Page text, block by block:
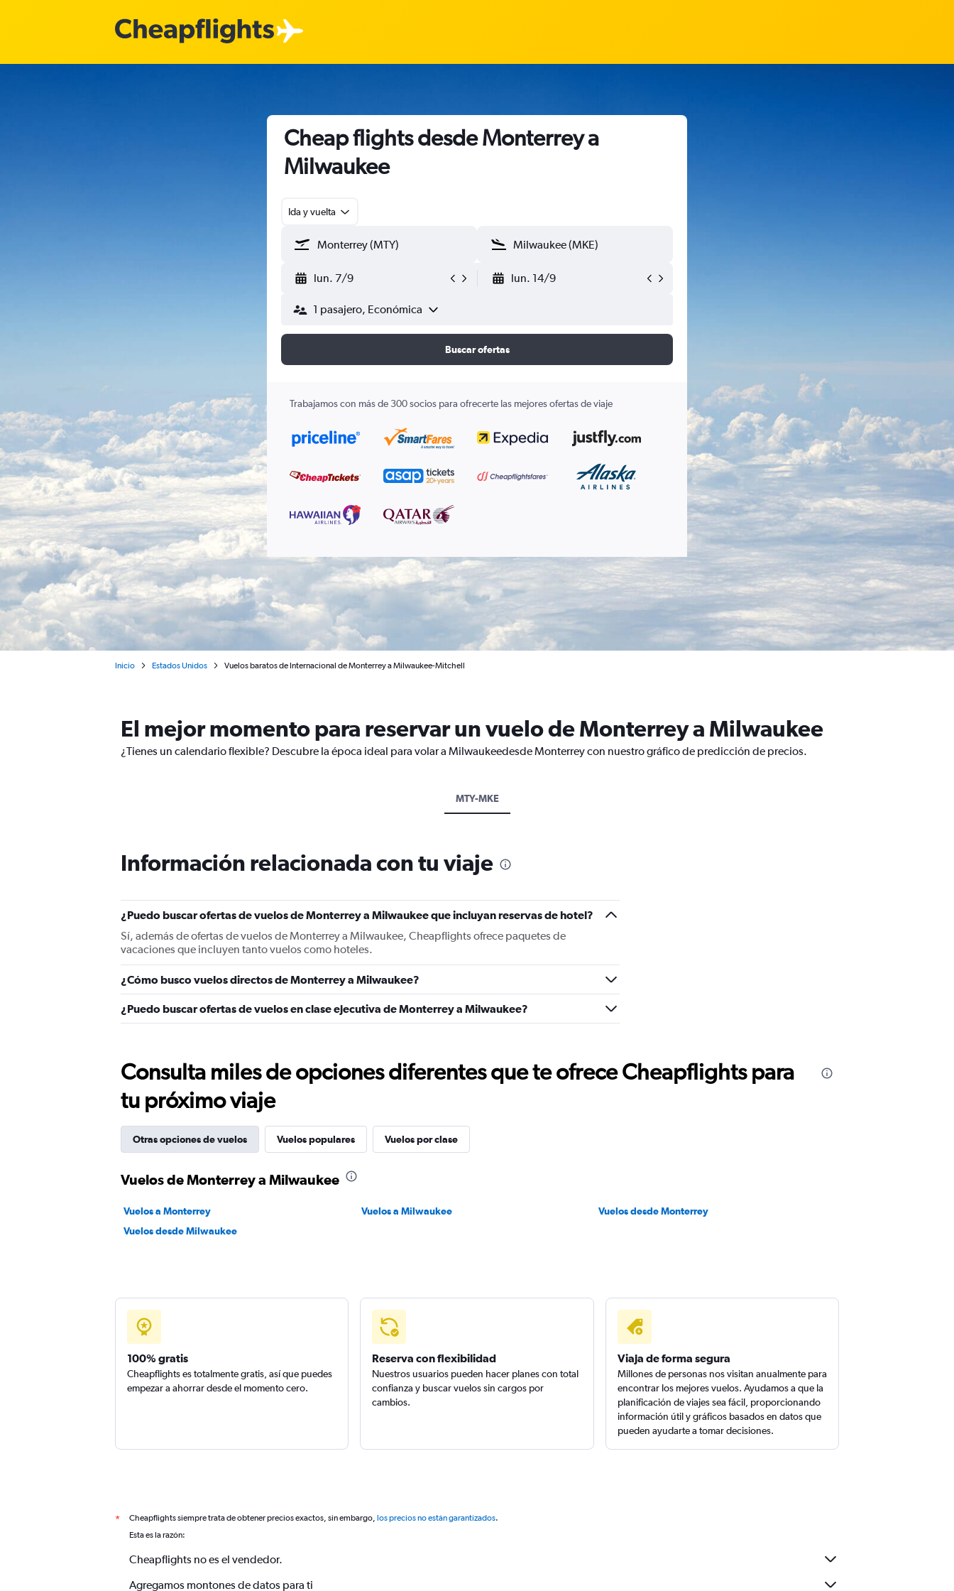
Cheap flights desde Monterrey a
Milwaukee
Ida y vuelta
lun. 7/9 lun. 14/9
1 pasajero, Económica
Buscar ofertas
Trabajamos con más de 300 socios para ofrecerte las mejores ofertas de viaje
Inicio Estados Unidos Vuelos baratos de Internacional de Monterrey a Milwaukee-Mitchell
El mejor momento para reservar un vuelo de Monterrey a Milwaukee
¿Tienes un calendario flexible? Descubre la época ideal para volar a Milwaukeedesde Monterrey con nuestro gráfico de predicción de precios.
MTY-MKE
Información relacionada con tu viaje
¿Puedo buscar ofertas de vuelos de Monterrey a Milwaukee que incluyan reservas de hotel?
Sí, además de ofertas de vuelos de Monterrey a Milwaukee, Cheapflights ofrece paquetes de
vacaciones que incluyen tanto vuelos como hoteles.
¿Cómo busco vuelos directos de Monterrey a Milwaukee?
¿Puedo buscar ofertas de vuelos en clase ejecutiva de Monterrey a Milwaukee?
Consulta miles de opciones diferentes que te ofrece Cheapflights para
tu próximo viaje
Otras opciones de vuelos Vuelos populares Vuelos por clase
Vuelos de Monterrey a Milwaukee
Vuelos a Monterrey Vuelos a Milwaukee
Vuelos desde Monterrey
Vuelos desde Milwaukee
100% gratis
Cheapflights es totalmente gratis, así que puedes
empezar a ahorrar desde el momento cero.
Reserva con flexibilidad
Nuestros usuarios pueden hacer planes con total
confianza y buscar vuelos sin cargos por
cambios.
Viaja de forma segura
Millones de personas nos visitan anualmente para
encontrar los mejores vuelos. Ayudamos a que la
planificación de viajes sea fácil, proporcionando
información útil y gráficos basados en datos que
pueden ayudarte a tomar decisiones.
* Cheapflights siempre trata de obtener precios exactos, sin embargo, los precios no están garantizados.
Esta es la razón:
Cheapflights no es el vendedor.
Agregamos montones de datos para ti